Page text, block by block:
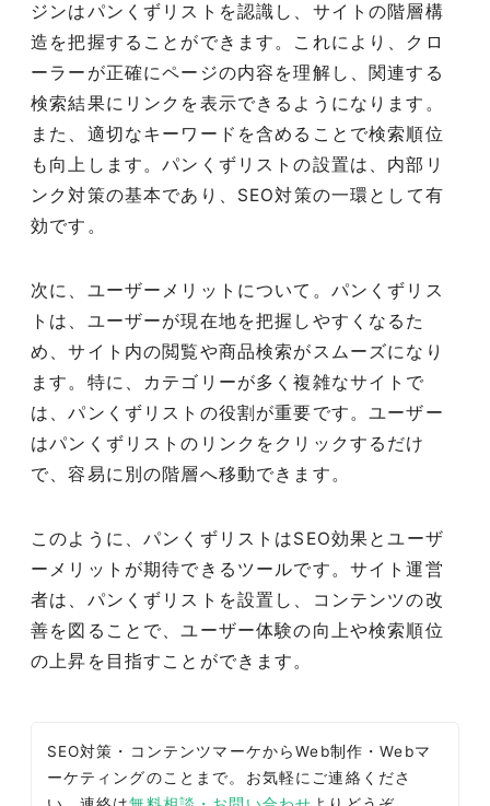
ジンはパンくずリストを認識し、サイトの階層構
造を把握することができます。これにより、クロ
ーラーが正確にページの内容を理解し、関連する
検索結果にリンクを表示できるようになります。
また、適切なキーワードを含めることで検索順位
も向上します。パンくずリストの設置は、内部リ
ンク対策の基本であり、SEO対策の一環として有
効です。
次に、ユーザーメリットについて。パンくずリス
トは、ユーザーが現在地を把握しやすくなるた
め、サイト内の閲覧や商品検索がスムーズになり
ます。特に、カテゴリーが多く複雑なサイトで
は、パンくずリストの役割が重要です。ユーザー
はパンくずリストのリンクをクリックするだけ
で、容易に別の階層へ移動できます。
このように、パンくずリストはSEO効果とユーザ
ーメリットが期待できるツールです。サイト運営
者は、パンくずリストを設置し、コンテンツの改
善を図ることで、ユーザー体験の向上や検索順位
の上昇を目指すことができます。
SEO対策・コンテンツマーケからWeb制作・Webマ
ーケティングのことまで。お気軽にご連絡くださ